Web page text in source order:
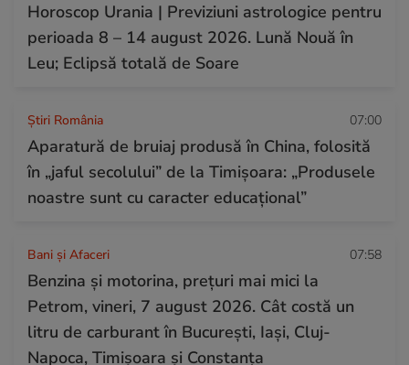
Horoscop Urania | Previziuni astrologice pentru
perioada 8 – 14 august 2026. Lună Nouă în
Leu; Eclipsă totală de Soare
Știri România 07:00
Aparatură de bruiaj produsă în China, folosită
în „jaful secolului” de la Timișoara: „Produsele
noastre sunt cu caracter educațional”
Bani și Afaceri 07:58
Benzina și motorina, prețuri mai mici la
Petrom, vineri, 7 august 2026. Cât costă un
litru de carburant în București, Iași, Cluj-
Napoca, Timișoara și Constanța